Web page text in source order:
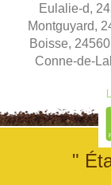
Eulalie-d,
Montguyard,
Boisse,
Conne-de-
"